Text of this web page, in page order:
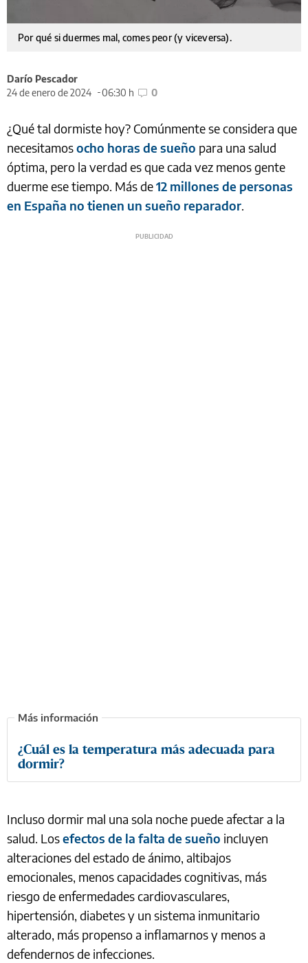
Por qué si duermes mal, comes peor (y viceversa).
Darío Pescador
24 de enero de 2024
06:30 h 0
¿Qué tal dormiste hoy? Comúnmente se considera que
necesitamosocho horas de sueño para una salud
óptima, pero la verdad es que cada vez menos gente
duerme ese tiempo. Más de12 millones de personas
en España no tienen un sueño reparador.
¿Cuál es la temperatura más adecuada para
dormir?
Incluso dormir mal una sola noche puede afectar a la
salud. Losefectos de la falta de sueño incluyen
alteraciones del estado de ánimo, altibajos
emocionales, menos capacidades cognitivas, más
riesgo de enfermedades cardiovasculares,
hipertensión, diabetes y un sistema inmunitario
alterado, más propenso a inflamarnos y menos a
defendernos de infecciones.